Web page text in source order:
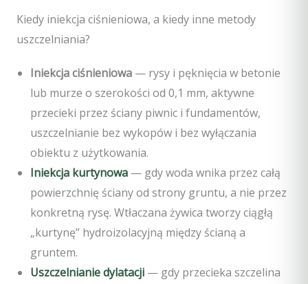
Kiedy iniekcja ciśnieniowa, a kiedy inne metody
uszczelniania?
Iniekcja ciśnieniowa — rysy i pęknięcia w betonie
lub murze o szerokości od 0,1 mm, aktywne
przecieki przez ściany piwnic i fundamentów,
uszczelnianie bez wykopów i bez wyłączania
obiektu z użytkowania.
Iniekcja kurtynowa — gdy woda wnika przez całą
powierzchnię ściany od strony gruntu, a nie przez
konkretną rysę. Wtłaczana żywica tworzy ciągłą
„kurtynę” hydroizolacyjną między ścianą a
gruntem.
Uszczelnianie dylatacji — gdy przecieka szczelina